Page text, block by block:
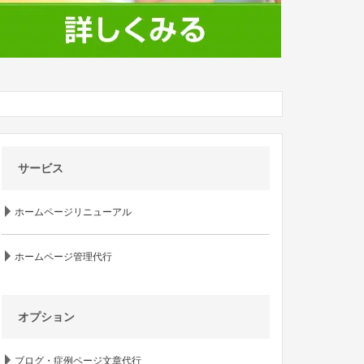
サービス
ホームページリニューアル
ホームページ管理代行
オプション
ブログ・症例ページ文章代行